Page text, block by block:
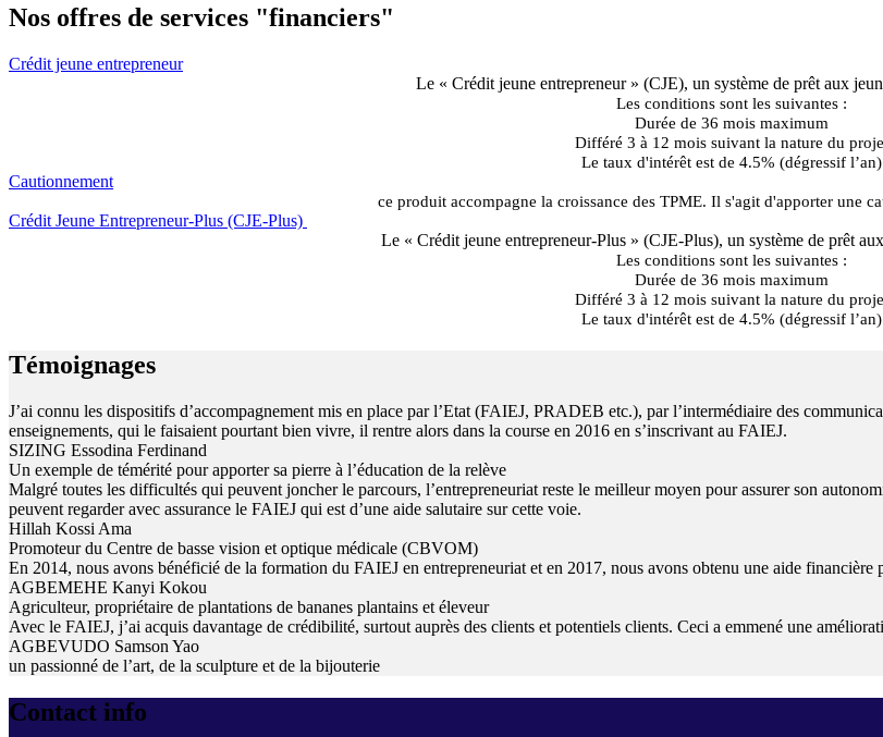
Nos offres de services "financiers"
Crédit jeune entrepreneur
Le « Crédit jeune entrepreneur » (CJE), un système de prêt aux
Les conditions sont les suivantes :
Durée de 36 mois maximum
Différé 3 à 12 mois suivant la nature du
Le taux d'intérêt est de 4.5% (dégressif l’an)
Cautionnement
ce produit accompagne la croissance des TPME. Il s'agit d'apporter une
Crédit Jeune Entrepreneur-Plus (CJE-Plus)
Le « Crédit jeune entrepreneur-Plus » (CJE-Plus), un système de prêt
Les conditions sont les suivantes :
Durée de 36 mois maximum
Différé 3 à 12 mois suivant la nature du
Le taux d'intérêt est de 4.5% (dégressif l’an)
Témoignages
J’ai connu les dispositifs d’accompagnement mis en place par l’Etat (FAIEJ, PRADEB etc.), par l’intermédiaire des
enseignements, qui le faisaient pourtant bien vivre, il rentre alors dans la course en 2016 en s’inscrivant au FAIEJ.
SIZING Essodina Ferdinand
Un exemple de témérité pour apporter sa pierre à l’éducation de la relève
Malgré toutes les difficultés qui peuvent joncher le parcours, l’entrepreneuriat reste le meilleur moyen pour assurer son
peuvent regarder avec assurance le FAIEJ qui est d’une aide salutaire sur cette voie.
Hillah Kossi Ama
Promoteur du Centre de basse vision et optique médicale (CBVOM)
En 2014, nous avons bénéficié de la formation du FAIEJ en entrepreneuriat et en 2017, nous avons obtenu une aide financière
AGBEMEHE Kanyi Kokou
Agriculteur, propriétaire de plantations de bananes plantains et éleveur
Avec le FAIEJ, j’ai acquis davantage de crédibilité, surtout auprès des clients et potentiels clients. Ceci a emmené une
AGBEVUDO Samson Yao
un passionné de l’art, de la sculpture et de la bijouterie
Contact info